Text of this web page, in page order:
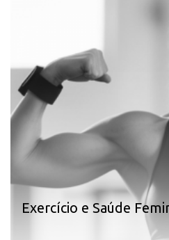
Exercício e Saúde